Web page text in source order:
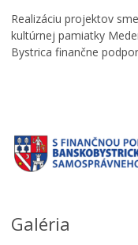
Realizáciu projektov
kultúrnej pamiatky
Bystrica finančne
Galéria